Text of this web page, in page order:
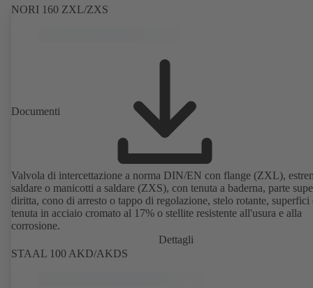
NORI 160 ZXL/ZXS
Documenti
Valvola di intercettazione a norma DIN/EN con flange (ZXL),
saldare o manicotti a saldare (ZXS), con tenuta a baderna, parte
diritta, cono di arresto o tappo di regolazione, stelo rotante, superfici
tenuta in acciaio cromato al 17% o stellite resistente all'usura e alla
corrosione.
Dettagli
STAAL 100 AKD/AKDS